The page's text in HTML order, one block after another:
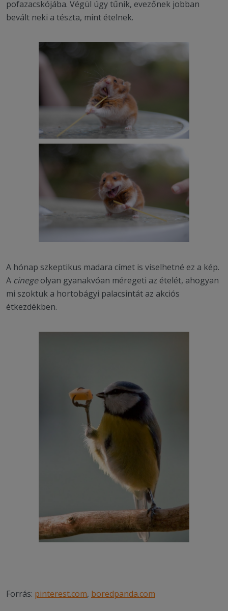
pofazacskójába. Végül úgy tűnik, evezőnek jobban
bevált neki a tészta, mint ételnek.
A hónap szkeptikus madara címet is viselhetné ez a kép.
A cinegeolyan gyanakvóan méregeti az ételét, ahogyan
mi szoktuk a hortobágyi palacsintát az akciós
étkezdékben.
Forrás: pinterest.com, boredpanda.com